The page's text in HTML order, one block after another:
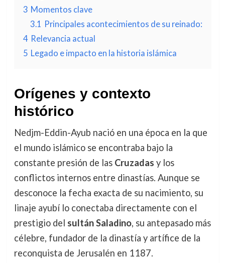
3 Momentos clave
3.1 Principales acontecimientos de su reinado:
4 Relevancia actual
5 Legado e impacto en la historia islámica
Orígenes y contexto
histórico
Nedjm-Eddin-Ayub nació en una época en la que
el mundo islámico se encontraba bajo la
constante presión de las Cruzadas y los
conflictos internos entre dinastías. Aunque se
desconoce la fecha exacta de su nacimiento, su
linaje ayubí lo conectaba directamente con el
prestigio del sultán Saladino, su antepasado más
célebre, fundador de la dinastía y artífice de la
reconquista de Jerusalén en 1187.